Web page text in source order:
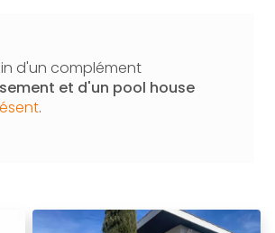
d'un complément
et d'un pool house
.